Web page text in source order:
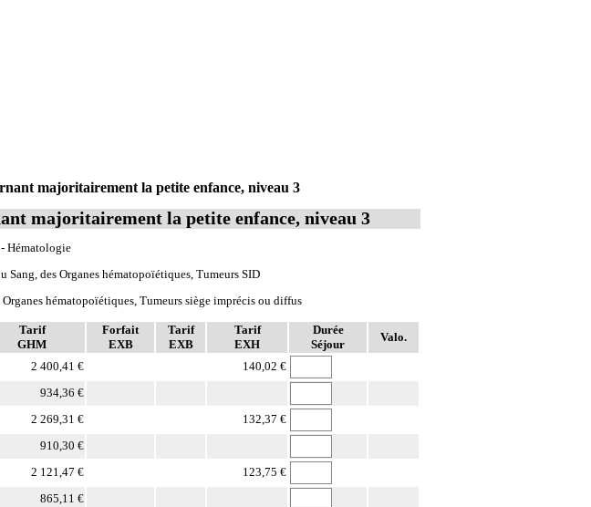
Tarif
GHM
Forfait
EXB
Tarif
EXB
Tarif
EXH
Durée
Séjour
Valo.
2 400,41 €
140,02 €
934,36 €
2 269,31 €
132,37 €
910,30 €
2 121,47 €
123,75 €
865,11 €
majoritairement la petite enfance, niveau 3
majoritairement la petite enfance, niveau 3
Hématologie
des Organes hématopoïétiques, Tumeurs SID
hématopoïétiques, Tumeurs siège imprécis ou diffus